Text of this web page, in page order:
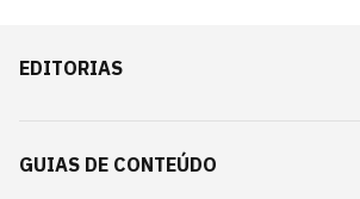
EDITORIAS
GUIAS DE CONTEÚDO